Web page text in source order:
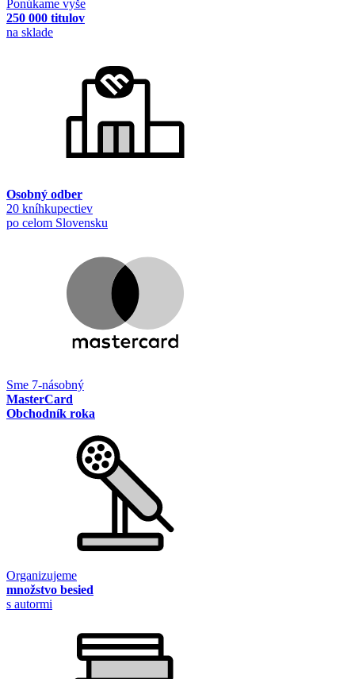
Ponúkame vyše
250 000 titulov
na sklade
Osobný odber
20 kníhkupectiev
po celom Slovensku
Sme 7-násobný
MasterCard
Obchodník roka
Organizujeme
množstvo besied
s autormi